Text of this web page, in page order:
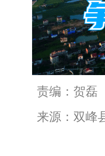
责编：贺磊
来源：双峰